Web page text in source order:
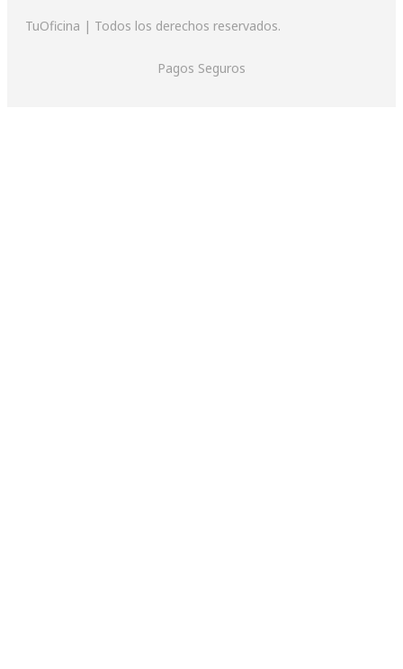
TuOficina | Todos los derechos reservados.
Pagos Seguros